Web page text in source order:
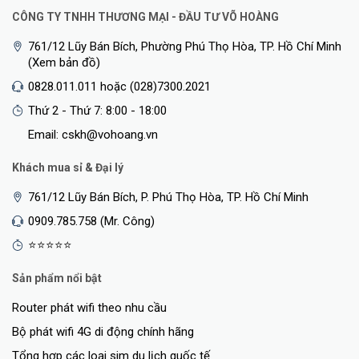
Các cổng chuyển sang chế độ nguồn thấp khi kết nối Ethernet
dữ liệu cần được chuyển tiếp qua các cổng, các cổng sẽ tự động
chuyển về chế độ hoạt động bình thường.
CÔNG TY TNHH THƯƠNG MẠI - ĐẦU TƯ VÕ HOÀNG
761/12 Lũy Bán Bích, Phường Phú Thọ Hòa, TP. Hồ Chí Minh
(Xem bản đồ)
0828.011.011 hoặc (028)7300.2021
Thứ 2 - Thứ 7: 8:00 - 18:00
Email: cskh@vohoang.vn
Khách mua sỉ & Đại lý
761/12 Lũy Bán Bích, P. Phú Thọ Hòa, TP. Hồ Chí Minh
0909.785.758 (Mr. Công)
⭐⭐⭐⭐⭐
Sản phẩm nổi bật
Router phát wifi theo nhu cầu
Bộ phát wifi 4G di động chính hãng
Tổng hợp các loại sim du lịch quốc tế